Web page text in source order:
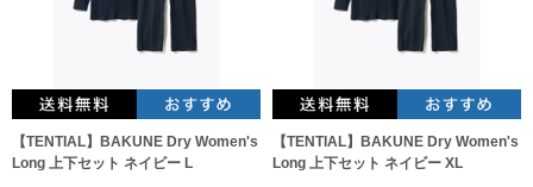
【TENTIAL】BAKUNE Dry Women's
Long 上下セット ネイビー L
【TENTIAL】BAKUNE Dry Women's
Long 上下セット ネイビー XL